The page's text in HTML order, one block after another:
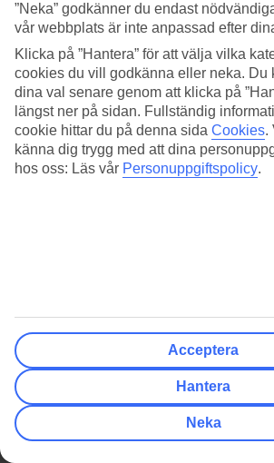
det handlar om sista minuten så uppdateras
priser regelbundet så se till att besöka den här
fynda en billig restresa och boka din nästa
Visa mer
FILTER
Klassificering & kundbetyg
Resmål
Pris
”Neka” godkänner du endast
vår webbplats är inte anpassad efter
Klicka på ”Hantera” för att välja vilka
cookies du vill godkänna eller neka. Du
dina val senare genom att klicka på
längst ner på sidan. Fullständig
cookie hittar du på denna sida Cookies.
känna dig trygg med att dina
hos oss: Läs vår Personuppgiftspolicy.
Acceptera
Hantera
Neka